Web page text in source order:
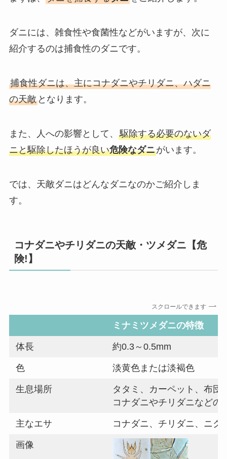
ダニには、雑食性や食菌性などがいますが、次に
紹介するのは捕食性のダニです。
捕食性ダニは、主にコナダニやチリダニ、ハダニ
の天敵となります。
また、人への影響として、 駆除する必要のないダ
ニと駆除したほうが良い危険なダニがいます。
では、天敵ダニはどんなダニなのかご紹介しま
す。
コナダニやチリダニの天敵・ツメダニ【危
険!】
スクロールできます
ミナミツメダニの特徴
体長 約0.3～0.5mm
色 淡黄色または淡褐色
生息場所
タタミ、カーペット、布団
コナダニやチリダニなどの
主なエサ コナダニ、チリダニ、ニク
画像